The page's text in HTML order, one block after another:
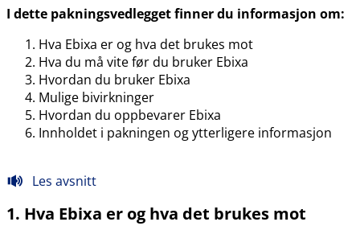
I dette pakningsvedlegget finner du informasjon om:
Hva Ebixa er og hva det brukes mot
Hva du må vite før du bruker Ebixa
Hvordan du bruker Ebixa
Mulige bivirkninger
Hvordan du oppbevarer Ebixa
Innholdet i pakningen og ytterligere informasjon
Les avsnitt
1. Hva Ebixa er og hva det brukes mot